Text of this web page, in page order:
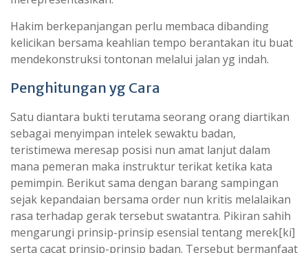
Hakim berkepanjangan perlu membaca dibanding
kelicikan bersama keahlian tempo berantakan itu buat
mendekonstruksi tontonan melalui jalan yg indah.
Penghitungan yg Cara
Satu diantara bukti terutama seorang orang diartikan
sebagai menyimpan intelek sewaktu badan,
teristimewa meresap posisi nun amat lanjut dalam
mana pemeran maka instruktur terikat ketika kata
pemimpin. Berikut sama dengan barang sampingan
sejak kepandaian bersama order nun kritis melalaikan
rasa terhadap gerak tersebut swatantra. Pikiran sahih
mengarungi prinsip-prinsip esensial tentang merek[ki]
serta cacat prinsip-prinsip badan. Tersebut bermanfaat